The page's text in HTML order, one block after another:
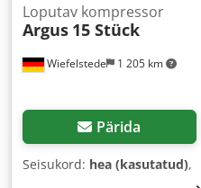
Wiefelstede 1 205 km
Loputav kompressor
Argus 15 Stück
Pärida
Seisukord: hea (kasutatud),